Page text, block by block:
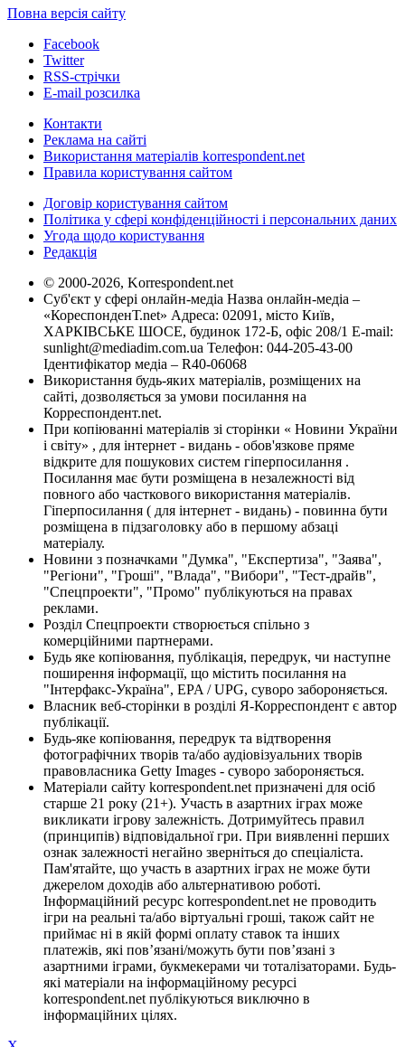
Повна версія сайту
Facebook
Twitter
RSS-стрічки
E-mail розсилка
Контакти
Реклама на сайті
Використання матеріалів korrespondent.net
Правила користування сайтом
Договір користування сайтом
Політика у сфері конфіденційності і персональних даних
Угода щодо користування
Редакція
© 2000-2026, Korrespondent.net
Суб'єкт у сфері онлайн-медіа Назва онлайн-медіа –
«КореспонденТ.net» Адреса: 02091, місто Київ,
ХАРКІВСЬКЕ ШОСЕ, будинок 172-Б, офіс 208/1 E-mail:
sunlight@mediadim.com.ua Телефон: 044-205-43-00
Ідентифікатор медіа – R40-06068
Використання будь-яких матеріалів, розміщених на
сайті, дозволяється за умови посилання на
Корреспондент.net.
При копіюванні матеріалів зі сторінки « Новини України
і світу» , для інтернет - видань - обов'язкове пряме
відкрите для пошукових систем гіперпосилання .
Посилання має бути розміщена в незалежності від
повного або часткового використання матеріалів.
Гіперпосилання ( для інтернет - видань) - повинна бути
розміщена в підзаголовку або в першому абзаці
матеріалу.
Новини з позначками "Думка", "Експертиза", "Заява",
"Регіони", "Гроші", "Влада", "Вибори", "Тест-драйв",
"Спецпроекти", "Промо" публікуються на правах
реклами.
Розділ Спецпроекти створюється спільно з
комерційними партнерами.
Будь яке копіювання, публікація, передрук, чи наступне
поширення інформації, що містить посилання на
"Інтерфакс-Україна", EPA / UPG, суворо забороняється.
Власник веб-сторінки в розділі Я-Корреспондент є автор
публікації.
Будь-яке копіювання, передрук та відтворення
фотографічних творів та/або аудіовізуальних творів
правовласника Getty Images - суворо забороняється.
Матеріали сайту korrespondent.net призначені для осіб
старше 21 року (21+). Участь в азартних іграх може
викликати ігрову залежність. Дотримуйтесь правил
(принципів) відповідальної гри. При виявленні перших
ознак залежності негайно зверніться до спеціаліста.
Пам'ятайте, що участь в азартних іграх не може бути
джерелом доходів або альтернативою роботі.
Інформаційний ресурс korrespondent.net не проводить
ігри на реальні та/або віртуальні гроші, також сайт не
приймає ні в якій формі оплату ставок та інших
платежів, які пов’язані/можуть бути пов’язані з
азартними іграми, букмекерами чи тоталізаторами. Будь-
які матеріали на інформаційному ресурсі
korrespondent.net публікуються виключно в
інформаційних цілях.